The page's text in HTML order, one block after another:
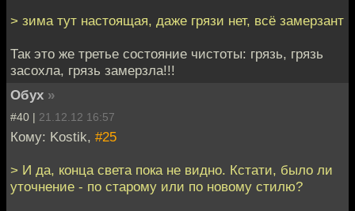
> зима тут настоящая, даже грязи нет, всё замерзант
Так это же третье состояние чистоты: грязь, грязь
засохла, грязь замерзла!!!
Обух »
#40 | 21.12.12 16:57
Кому: Kostik, #25
> И да, конца света пока не видно. Кстати, было ли
уточнение - по старому или по новому стилю?